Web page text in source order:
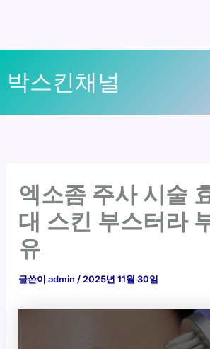
텐
로
박스킨채널
엑소좀 주사 시술
대 스킨 부스터라
유
글쓴이admin / 2025년 11월 30일